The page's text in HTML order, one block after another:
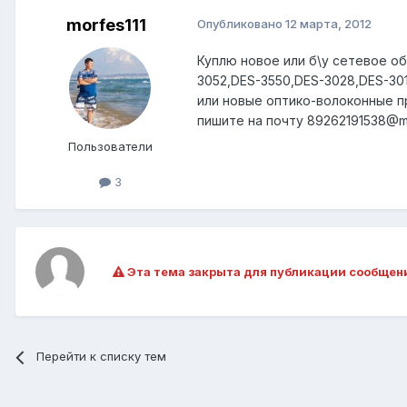
morfes111
Пользователи
3
Опубликовано 12 марта, 2012
Куплю новое или б\у сетевое
3052,DES-3550,DES-3028,DES-
или новые оптико-волоконные
пишите на почту
Эта тема закрыта для публикации
Перейти к списку тем